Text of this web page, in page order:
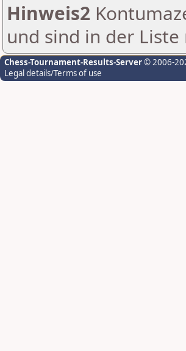
Hinweis2
und sind in der
Chess-Tournament-Results-Server© 2006-
Legal details/Terms of use